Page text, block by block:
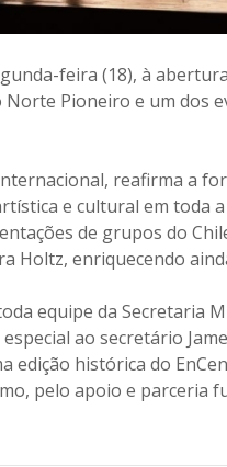
feira (18), à
Pioneiro e um dos
reafirma a
e cultural em toda
de grupos do
Holtz, enriquecendo
equipe da Secretaria
ao secretário
edição histórica do
pelo apoio e parceria